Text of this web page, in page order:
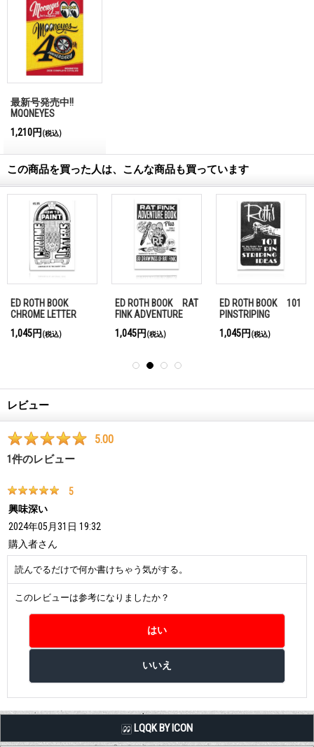
最新号発売中!!
MQQNEYES
Magazine No.28 2026
1,210円 (税込)
この商品を買った人は、こんな商品も買っています
ED ROTH BOOK
CHROME LETTER
1,045円 (税込)
ED ROTH BOOK RAT
FINK ADVENTURE
1,045円 (税込)
ED ROTH BOOK 101
PINSTRIPING
1,045円 (税込)
レビュー
5.00
1件のレビュー
5
興味深い
2024年05月31日 19:32
購入者さん
読んでるだけで何か書けちゃう気がする。
このレビューは参考になりましたか？
LQQK BY ICON